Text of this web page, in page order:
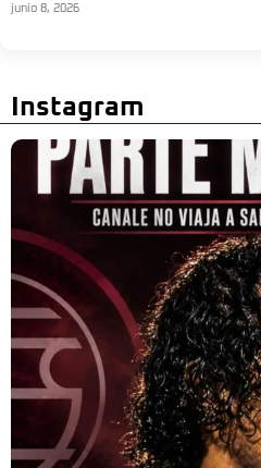
junio 8, 2026
Instagram